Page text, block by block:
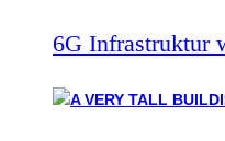
6G Infrastruktur